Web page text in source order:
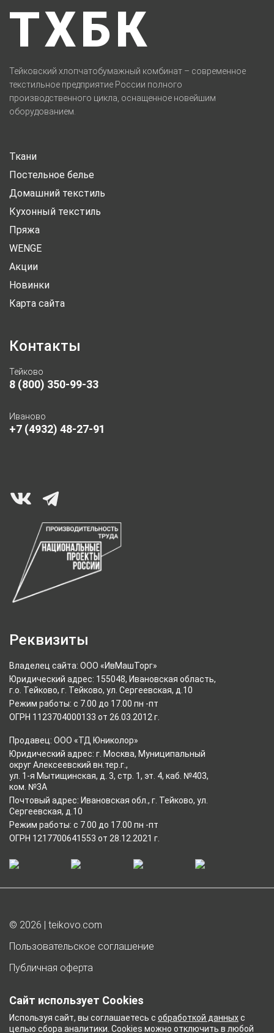
ТХБК
Тейковский хлопчатобумажный комбинат – современное
текстильное предприятие России полного
производственного цикла, оснащенное новейшим
оборудованием.
Ткани
Постельное белье
Домашний текстиль
Кухонный текстиль
Пряжа
WENGE
Акции
Новинки
Карта сайта
Контакты
Тейково
8 (800) 350-99-33
Иваново
+7 (4932) 48-27-91
Реквизиты
Владелец сайта: ООО «ИвМашТорг»
Юридический адрес: 155048, Ивановская область,
г.о. Тейково, г. Тейково, ул. Сергеевская, д.10
Режим работы: с 7.00 до 17.00 пн -пт
ОГРН 1123704000133 от 26.03.2012 г.
Продавец: ООО «ТД Юниколор»
Юридический адрес: г. Москва, Муниципальный
округ Алексеевский вн.тер.г.,
ул. 1-я Мытищинская, д. 3, стр. 1, эт. 4, каб. №403,
ком. №3А
Почтовый адрес: Ивановская обл., г. Тейково, ул.
Сергеевская, д.10
Режим работы: с 7.00 до 17.00 пн -пт
ОГРН 1217700641553 от 28.12.2021 г.
© 2026 | teikovo.com
Пользовательское соглашение
Публичная оферта
Согласие на получение рекламы
Сайт использует Cookies
Используя сайт, вы соглашаетесь с обработкой данныхс
целью сбора аналитики. Cookies можно отключить в любой